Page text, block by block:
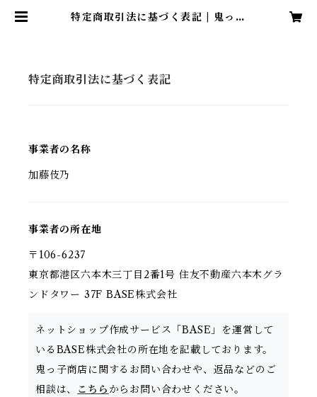
特定商取引法に基づく表記 | 鬼っ子
特定商取引法に基づく表記
事業者の名称
加藤伎乃
事業者の所在地
〒106-6237
東京都港区六本木三丁目2番1号 住友不動産六本木グラ
ンドタワー 37F BASE株式会社
ネットショップ作成サービス「BASE」を運営して
いるBASE株式会社の所在地を記載しております。
鬼っ子商店に関するお問い合わせや、返品などのご
相談は、 こちら からお問い合わせください。